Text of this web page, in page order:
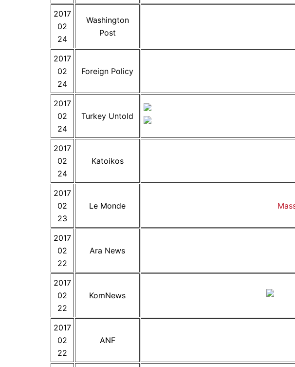
2017
02
24
Washington
Post
2017
02
24
Foreign Policy
2017
02
24
Turkey Untold
2017
02
24
Katoikos
2017
02
23
Le Monde
2017
02
22
Ara News
2017
02
22
KomNews
2017
02
22
ANF